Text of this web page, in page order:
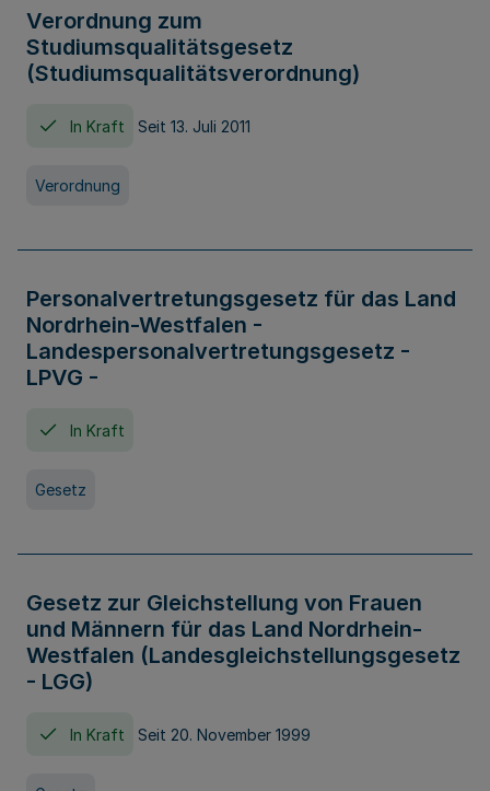
Verordnung zum
Studiumsqualitätsgesetz
(Studiumsqualitätsverordnung)
In Kraft Seit 13. Juli 2011
Verordnung
Personalvertretungsgesetz für das Land
Nordrhein-Westfalen -
Landespersonalvertretungsgesetz -
LPVG -
In Kraft
Gesetz
Gesetz zur Gleichstellung von Frauen
und Männern für das Land Nordrhein-
Westfalen (Landesgleichstellungsgesetz
- LGG)
In Kraft Seit 20. November 1999